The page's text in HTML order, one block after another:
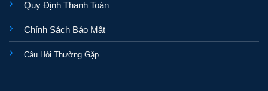
Quy Định Thanh Toán
Chính Sách Bảo Mật
Câu Hỏi Thường Gặp